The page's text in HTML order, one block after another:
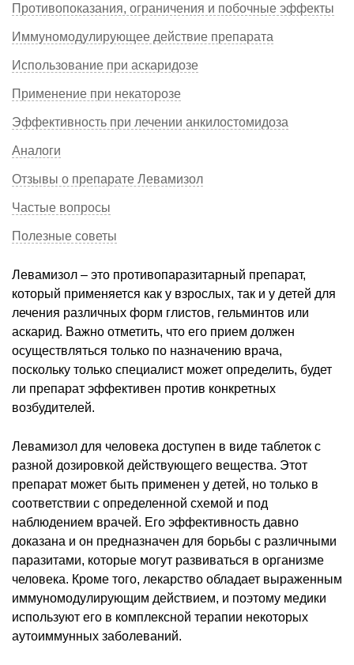
Противопоказания, ограничения и побочные эффекты
Иммуномодулирующее действие препарата
Использование при аскаридозе
Применение при некаторозе
Эффективность при лечении анкилостомидоза
Аналоги
Отзывы о препарате Левамизол
Частые вопросы
Полезные советы
Левамизол – это противопаразитарный препарат,
который применяется как у взрослых, так и у детей для
лечения различных форм глистов, гельминтов или
аскарид. Важно отметить, что его прием должен
осуществляться только по назначению врача,
поскольку только специалист может определить, будет
ли препарат эффективен против конкретных
возбудителей.
Левамизол для человека доступен в виде таблеток с
разной дозировкой действующего вещества. Этот
препарат может быть применен у детей, но только в
соответствии с определенной схемой и под
наблюдением врачей. Его эффективность давно
доказана и он предназначен для борьбы с различными
паразитами, которые могут развиваться в организме
человека. Кроме того, лекарство обладает выраженным
иммуномодулирующим действием, и поэтому медики
используют его в комплексной терапии некоторых
аутоиммунных заболеваний.